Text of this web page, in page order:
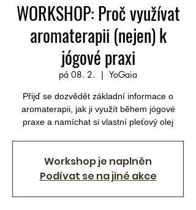
WORKSHOP: Proč využívat
aromaterapii (nejen) k
jógové praxi
pá 08. 2.
  |
YoGaia
Přijď se dozvědět základní informace o
aromaterapii, jak ji využít během jógové
praxe a namíchat si vlastní pleťový olej
Workshop je naplněn
Podívat se na jiné akce